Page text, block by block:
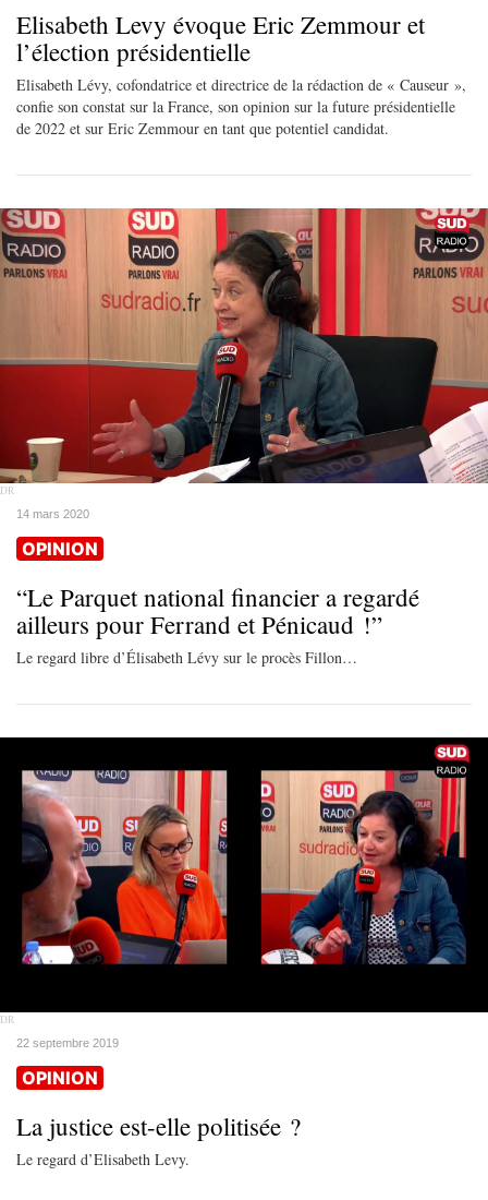
Elisabeth Levy évoque Eric Zemmour et
l’élection présidentielle
Elisabeth Lévy, cofondatrice et directrice de la rédaction de « Causeur »,
confie son constat sur la France, son opinion sur la future présidentielle
de 2022 et sur Eric Zemmour en tant que potentiel candidat.
DR
14 mars 2020
OPINION
“Le Parquet national financier a regardé
ailleurs pour Ferrand et Pénicaud !”
Le regard libre d’Élisabeth Lévy sur le procès Fillon…
DR
22 septembre 2019
OPINION
La justice est-elle politisée ?
Le regard d’Elisabeth Levy.